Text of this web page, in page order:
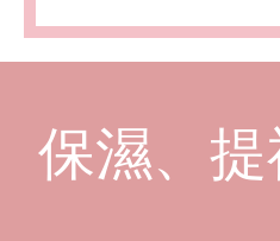
保濕、